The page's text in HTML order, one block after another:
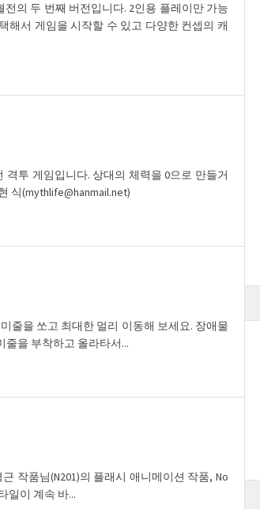
의 두 번째 버전입니다. 2인용 플레이만 가능
해서 게임을 시작할 수 있고 다양한 컨셉의 캐
투 게임입니다. 상대의 체력을 0으로 만들거
식(mythlife@hanmail.net)
줄을 쏘고 최대한 멀리 이동해 보세요. 장애물
줄을 부착하고 올라타서...
작품님(N201)의 플래시 애니메이션 작품, No
일이 계속 바...